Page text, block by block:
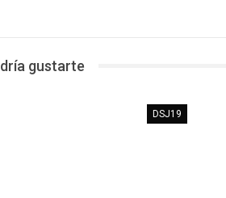
gustarte
DSJ19